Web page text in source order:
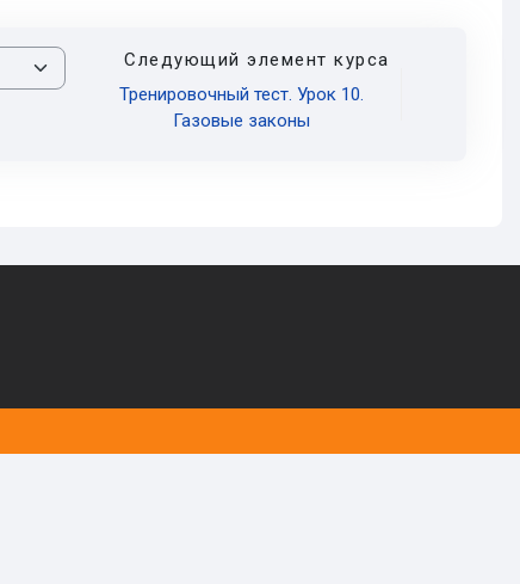
Следующий элемент курса
Тренировочный тест. Урок 10.
Газовые законы